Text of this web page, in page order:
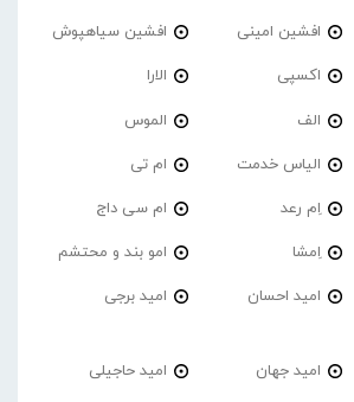
افشین امینی افشین سیاهپوش
اکسپی الارا
الف الموس
الیاس خدمت ام تی
اِم رعد ام سی داج
اِمشا امو بند و محتشم
امید احسان امید برجی
امید جهان امید حاجیلی